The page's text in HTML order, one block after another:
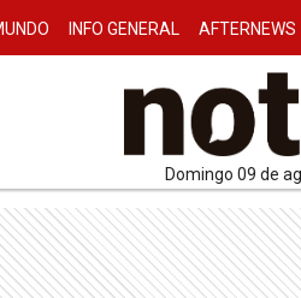
INFO GENERAL AFTERNEWS
domingo 09 de